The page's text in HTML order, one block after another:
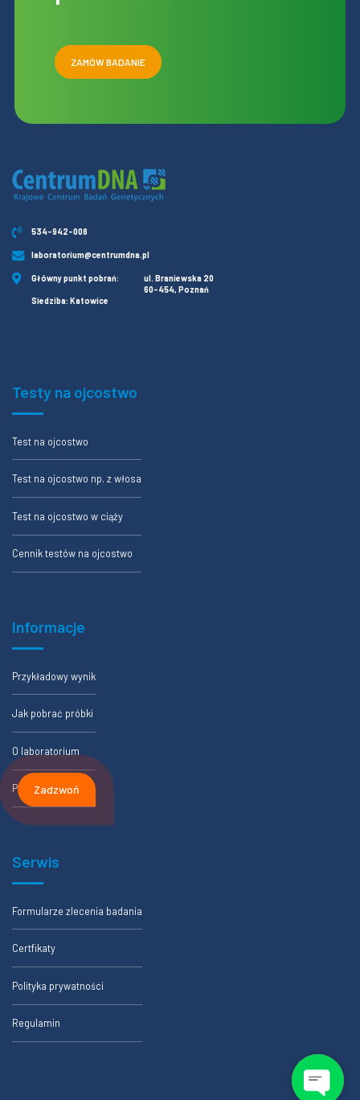
ZAMÓW BADANIE
534-942-008
laboratorium@centrumdna.pl
Główny punkt pobrań:
ul. Braniewska 20
60-454, Poznań
Siedziba: Katowice
Testy na ojcostwo
Test na ojcostwo
Test na ojcostwo np. z włosa
Test na ojcostwo w ciąży
Cennik testów na ojcostwo
Informacje
Przykładowy wynik
Jak pobrać próbki
O laboratorium
Partnerzy
Serwis
Formularze zlecenia badania
Certfikaty
Polityka prywatności
Regulamin
Zadzwoń